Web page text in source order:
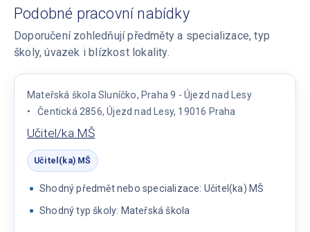
Podobné pracovní nabídky
Doporučení zohledňují předměty a specializace, typ
školy, úvazek i blízkost lokality.
Mateřská škola Sluníčko, Praha 9 - Újezd nad Lesy
Čentická 2856, Újezd nad Lesy, 19016 Praha
Učitel/ka MŠ
Učitel(ka) MŠ
Shodný předmět nebo specializace: Učitel(ka) MŠ
Shodný typ školy: Mateřská škola